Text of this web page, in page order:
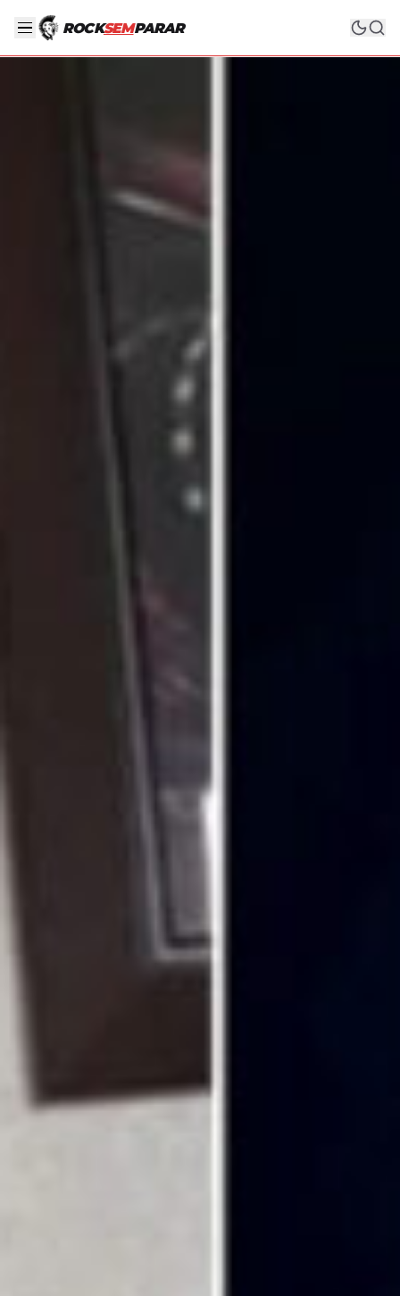
ROCKSEMPARAR